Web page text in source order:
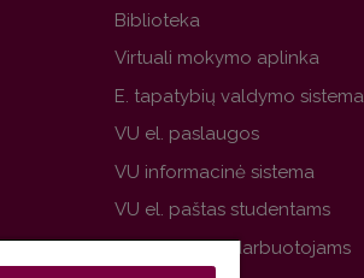
Biblioteka
Virtuali mokymo aplinka
E. tapatybių valdymo sistema
VU el. paslaugos
VU informacinė sistema
VU el. paštas studentams
VU el. paštas darbuotojams